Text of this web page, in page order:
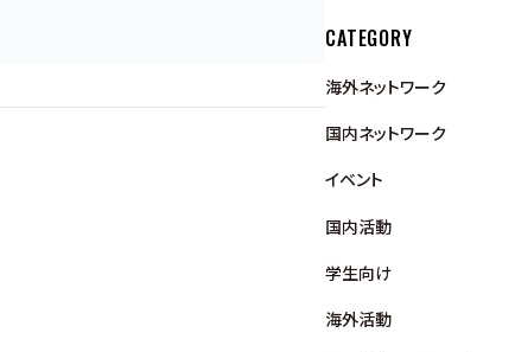
CATEGORY
海外ネットワーク
国内ネットワーク
イベント
国内活動
学生向け
海外活動